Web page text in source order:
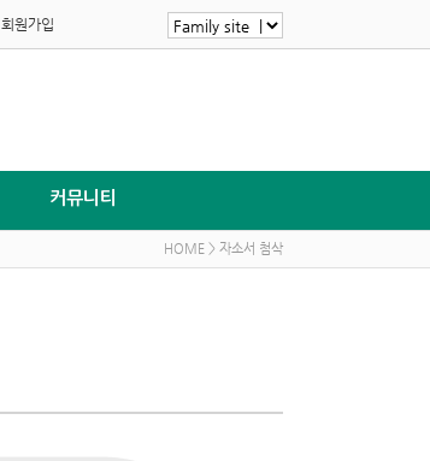
회원가입
커뮤니티
HOME > 자소서 첨삭